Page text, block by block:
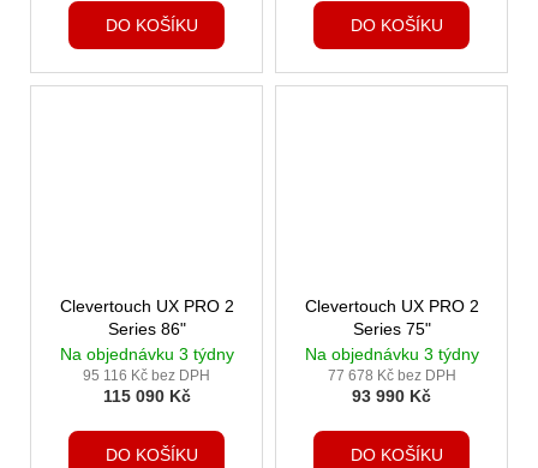
DO KOŠÍKU DO KOŠÍKU
Clevertouch UX PRO 2
Series 86"
Na objednávku 3 týdny
95 116 Kč bez DPH
115 090 Kč
DO KOŠÍKU
Clevertouch UX PRO 2
Series 75"
Na objednávku 3 týdny
77 678 Kč bez DPH
93 990 Kč
DO KOŠÍKU